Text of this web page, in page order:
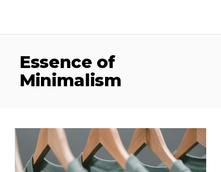
Essence of
Minimalism